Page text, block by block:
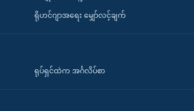
ရိုဟင်ဂျာအရေး မျှော်လင့်ချက်
ရုပ်ရှင်ထဲက အင်္ဂလိပ်စာ